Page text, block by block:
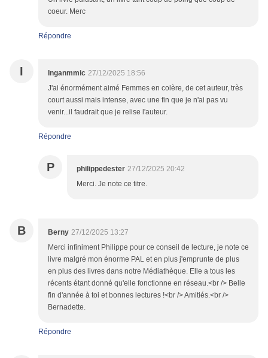
coeur. Merc
Répondre
I Inganmmic 27/12/2025 18:56
J'ai énormément aimé Femmes en colère, de cet auteur, très
court aussi mais intense, avec une fin que je n'ai pas vu
venir...il faudrait que je relise l'auteur.
Répondre
P philippedester 27/12/2025 20:42
Merci. Je note ce titre.
B Berny 27/12/2025 13:27
Merci infiniment Philippe pour ce conseil de lecture, je note ce
livre malgré mon énorme PAL et en plus j'emprunte de plus
en plus des livres dans notre Médiathèque. Elle a tous les
récents étant donné qu'elle fonctionne en réseau.<br /> Belle
fin d'année à toi et bonnes lectures !<br /> Amitiés.<br />
Bernadette.
Répondre